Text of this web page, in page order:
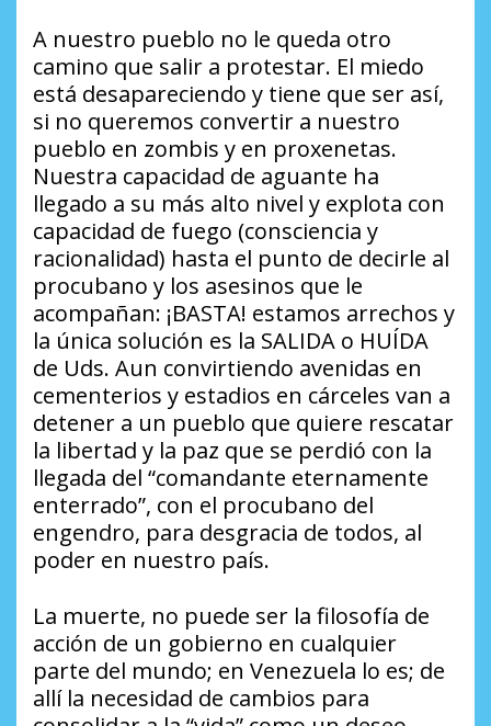
A nuestro pueblo no le queda otro
camino que salir a protestar. El miedo
está desapareciendo y tiene que ser así,
si no queremos convertir a nuestro
pueblo en zombis y en proxenetas.
Nuestra capacidad de aguante ha
llegado a su más alto nivel y explota con
capacidad de fuego (consciencia y
racionalidad) hasta el punto de decirle al
procubano y los asesinos que le
acompañan: ¡BASTA! estamos arrechos y
la única solución es la SALIDA o HUÍDA
de Uds. Aun convirtiendo avenidas en
cementerios y estadios en cárceles van a
detener a un pueblo que quiere rescatar
la libertad y la paz que se perdió con la
llegada del “comandante eternamente
enterrado”, con el procubano del
engendro, para desgracia de todos, al
poder en nuestro país.
La muerte, no puede ser la filosofía de
acción de un gobierno en cualquier
parte del mundo; en Venezuela lo es; de
allí la necesidad de cambios para